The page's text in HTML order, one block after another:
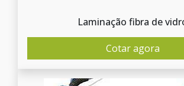
Laminação fibra de
Cotar agora